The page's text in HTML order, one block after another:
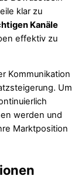
klar zu
Kanäle
effektiv zu
Kommunikation
Um
werden und
Marktposition